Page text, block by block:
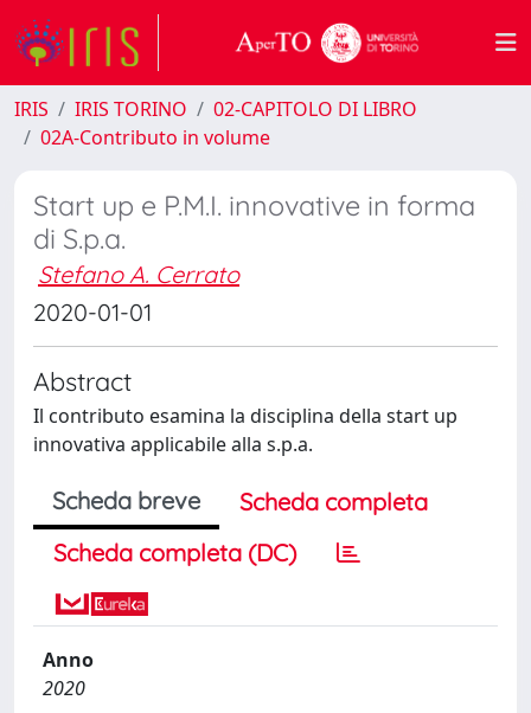
IRIS IRIS TORINO
02-CAPITOLO DI LIBRO
02A-Contributo in volume
Start up e P.M.I. innovative in forma
di S.p.a.
Stefano A. Cerrato
2020-01-01
Abstract
Il contributo esamina la disciplina della start up
innovativa applicabile alla s.p.a.
Scheda breve
Scheda completa
Scheda completa (DC)
Anno
2020